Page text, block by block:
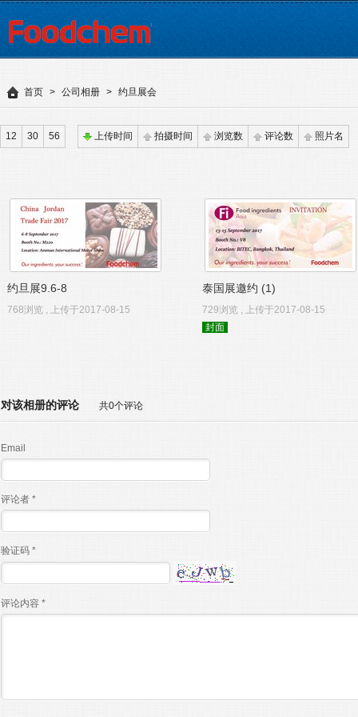
首页 > 公司相册 > 约旦展会
12 30 56 上传时间 拍摄时间 浏览数 评论数 照片名
约旦展9.6-8
768浏览 , 上传于2017-08-15
泰国展邀约 (1)
729浏览 , 上传于2017-08-15
封面
对该相册的评论 共0个评论
Email
评论者 *
验证码 *
评论内容 *